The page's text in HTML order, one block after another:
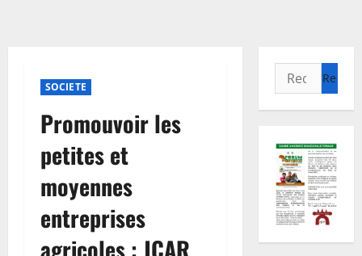
SOCIETE
Promouvoir les
petites et
moyennes
entreprises
agricoles : JCAR
Rechercher :